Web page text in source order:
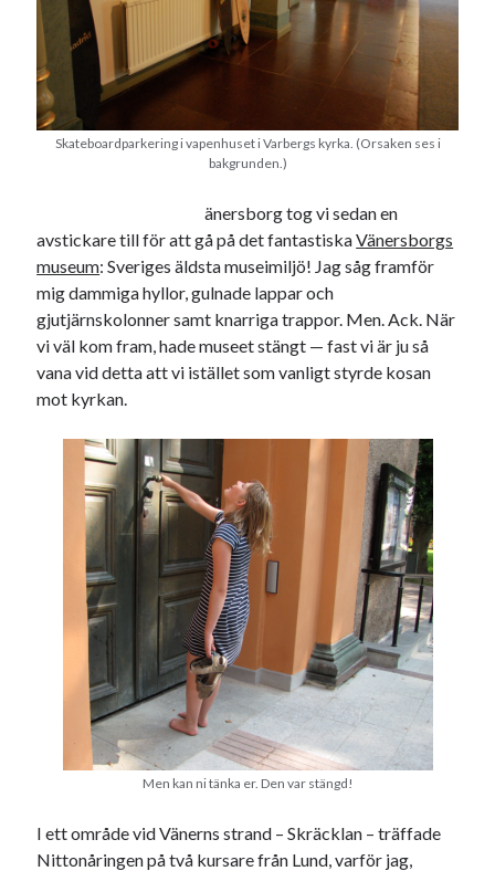
Skateboardparkering i vapenhuset i Varbergs kyrka. (Orsaken ses i
bakgrunden.)
änersborg tog vi sedan en
avstickare till för att gå på det fantastiskaVänersborgs
museum: Sveriges äldsta museimiljö! Jag såg framför
mig dammiga hyllor, gulnade lappar och
gjutjärnskolonner samt knarriga trappor. Men. Ack. När
vi väl kom fram, hade museet stängt — fast vi är ju så
vana vid detta att vi istället som vanligt styrde kosan
mot kyrkan.
Men kan ni tänka er. Den var stängd!
I ett område vid Vänerns strand – Skräcklan – träffade
Nittonåringen på två kursare från Lund, varför jag,